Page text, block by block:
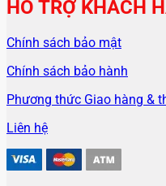
HỖ TRỢ KHÁCH
Chính sách bảo mật
Chính sách bảo hành
Phương thức Giao hàng &
Liên hệ